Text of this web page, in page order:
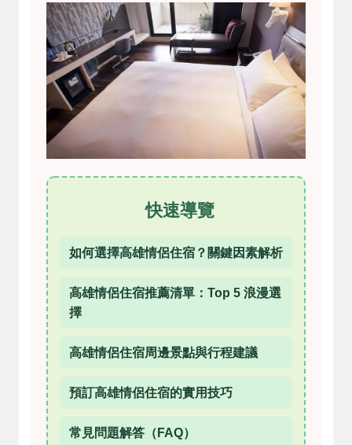
快速導覽
如何選擇高雄情侶住宿？關鍵因素解析
高雄情侶住宿推薦清單：Top 5 浪漫選
擇
高雄情侶住宿周邊景點與行程建議
預訂高雄情侶住宿的實用技巧
常見問題解答（FAQ）